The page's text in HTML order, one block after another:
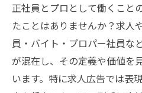
正社員とプロとして働くこと
たことはありませんか？求人
員・バイト・プロパー社員な
が混在し、その定義や価値を
います。特に求人広告では表